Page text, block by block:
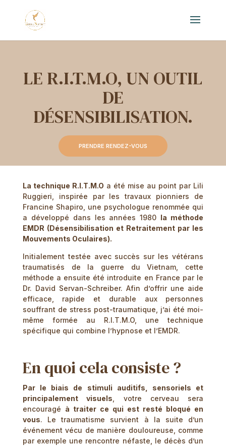
LE R.I.T.M.O, UN OUTIL
DE
DÉSENSIBILISATION.
PRENDRE RENDEZ-VOUS
La technique R.I.T.M.O a été mise au point par Lili
Ruggieri, inspirée par les travaux pionniers de
Francine Shapiro, une psychologue renommée qui
a développé dans les années 1980
la méthode
EMDR (Désensibilisation et Retraitement par les
Mouvements Oculaires).
Initialement testée avec succès sur les vétérans
traumatisés de la guerre du Vietnam, cette
méthode a ensuite été introduite en France par le
Dr. David Servan-Schreiber. Afin d’offrir une aide
efficace, rapide et durable aux personnes
souffrant de stress post-traumatique, j’ai été moi-
même formée au R.I.T.M.O, une technique
spécifique qui combine l’hypnose et l’EMDR.
En quoi cela consiste ?
Par le biais de stimuli auditifs, sensoriels et
principalement visuels, votre cerveau sera
encouragé à traiter ce qui est resté bloqué en
vous. Le traumatisme survient à la suite d’un
événement vécu de manière douloureuse, comme
par exemple une rencontre néfaste, le décès d’un